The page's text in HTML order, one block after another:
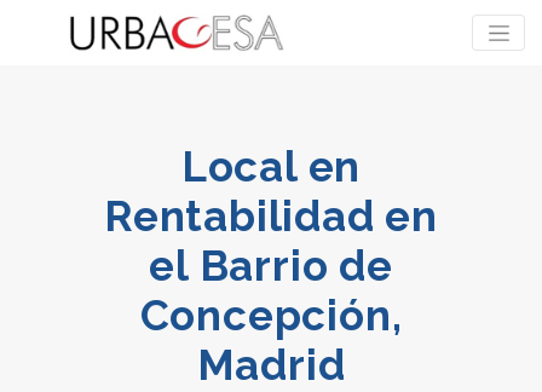
Local en
Rentabilidad en
el Barrio de
Concepción,
Madrid